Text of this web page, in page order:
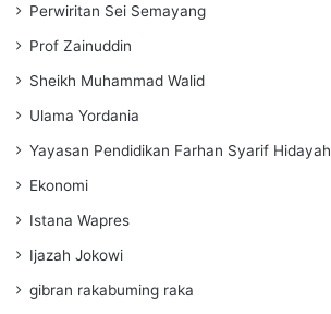
Perwiritan Sei Semayang
Prof Zainuddin
Sheikh Muhammad Walid
Ulama Yordania
Yayasan Pendidikan Farhan Syarif Hidayah
Ekonomi
Istana Wapres
Ijazah Jokowi
gibran rakabuming raka